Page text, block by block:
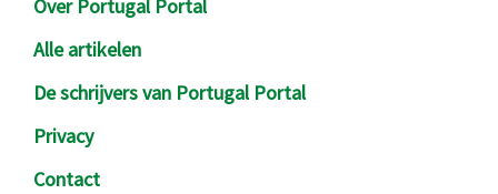
Over Portugal Portal
Alle artikelen
De schrijvers van Portugal Portal
Privacy
Contact